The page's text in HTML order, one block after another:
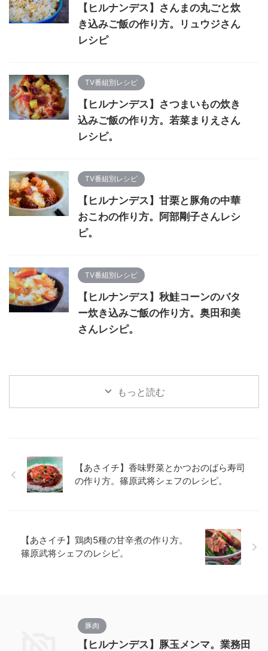
【ヒルナンデス】さんまの丸ごと炊
き込みご飯の作り方。リュウジさん
レシピ
TV番組別レシピ
【ヒルナンデス】さつまいもの炊き
込みご飯の作り方。若菜まりえさん
レシピ。
TV番組別レシピ
【ヒルナンデス】甘栗と豚角の中華
おこわの作り方。阿部剛子さんレシ
ピ。
TV番組別レシピ
【ヒルナンデス】秋鮭コーンのバタ
ー炊き込みご飯の作り方。奥田和美
さんレシピ。
もっと読む
【あさイチ】香味野菜とかつおのばら寿司
の作り方。篠原武将シェフのレシピ。
【あさイチ】鶏肉5種の甘辛煮の作り方。
篠原武将シェフのレシピ。
豚肉
【ヒルナンデス】豚玉メンマ。業務田